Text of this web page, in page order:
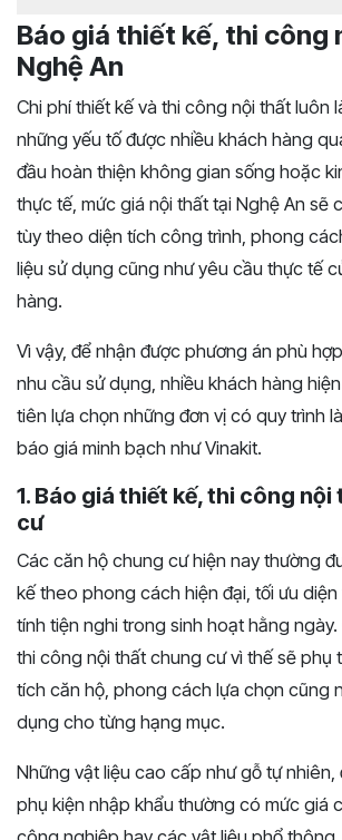
Báo giá thiết kế, thi công
Nghệ An
Chi phí thiết kế và thi công nội thất luôn
những yếu tố được nhiều khách hàng
đầu hoàn thiện không gian sống hoặc
thực tế, mức giá nội thất tại Nghệ An sẽ
tùy theo diện tích công trình, phong
liệu sử dụng cũng như yêu cầu thực tế
hàng.
Vì vậy, để nhận được phương án phù
nhu cầu sử dụng, nhiều khách hàng
tiên lựa chọn những đơn vị có quy trình
báo giá minh bạch như Vinakit.
1. Báo giá thiết kế, thi công
cư
Các căn hộ chung cư hiện nay thường
kế theo phong cách hiện đại, tối ưu
tính tiện nghi trong sinh hoạt hằng ngày.
thi công nội thất chung cư vì thế sẽ phụ
tích căn hộ, phong cách lựa chọn cũng
dụng cho từng hạng mục.
Những vật liệu cao cấp như gỗ tự
phụ kiện nhập khẩu thường có mức giá